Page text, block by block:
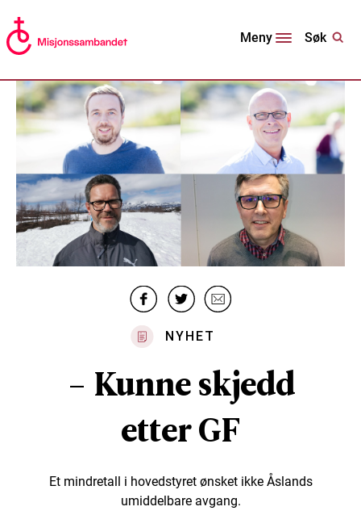
Meny Søk
NYHET
– Kunne skjedd
etter GF
Et mindretall i hovedstyret ønsket ikke Åslands
umiddelbare avgang.